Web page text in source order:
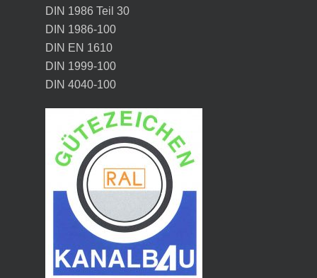
DIN 1986 Teil 30
DIN 1986-100
DIN EN 1610
DIN 1999-100
DIN 4040-100